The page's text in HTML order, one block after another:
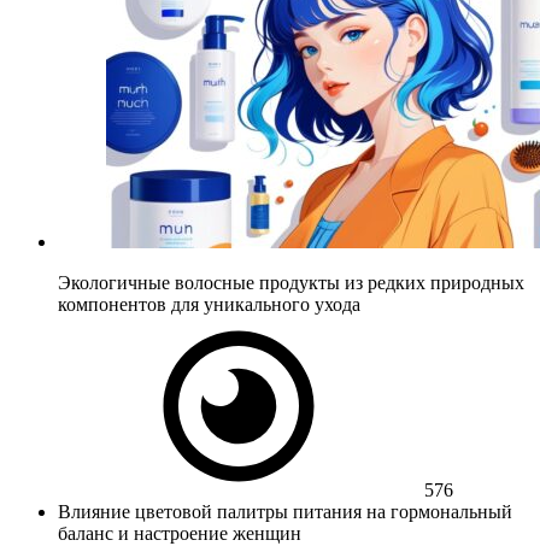
Экологичные волосные продукты из редких природных
компонентов для уникального ухода
576
Влияние цветовой палитры питания на гормональный
баланс и настроение женщин